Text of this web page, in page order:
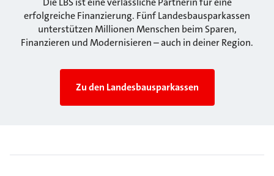
erfolgreiche Finanzierung. Fünf Landesbausparkassen
unterstützen Millionen Menschen beim Sparen,
Finanzieren und Modernisieren – auch in deiner Region.
Zu den Landesbausparkassen